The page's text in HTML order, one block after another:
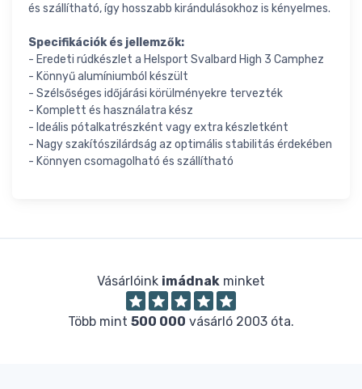
és szállítható, így hosszabb kirándulásokhoz is kényelmes.
Specifikációk és jellemzők:
- Eredeti rúdkészlet a Helsport Svalbard High 3 Camphez
- Könnyű alumíniumból készült
- Szélsőséges időjárási körülményekre tervezték
- Komplett és használatra kész
- Ideális pótalkatrészként vagy extra készletként
- Nagy szakítószilárdság az optimális stabilitás érdekében
- Könnyen csomagolható és szállítható
Vásárlóink imádnak minket
Több mint 500 000 vásárló 2003 óta.